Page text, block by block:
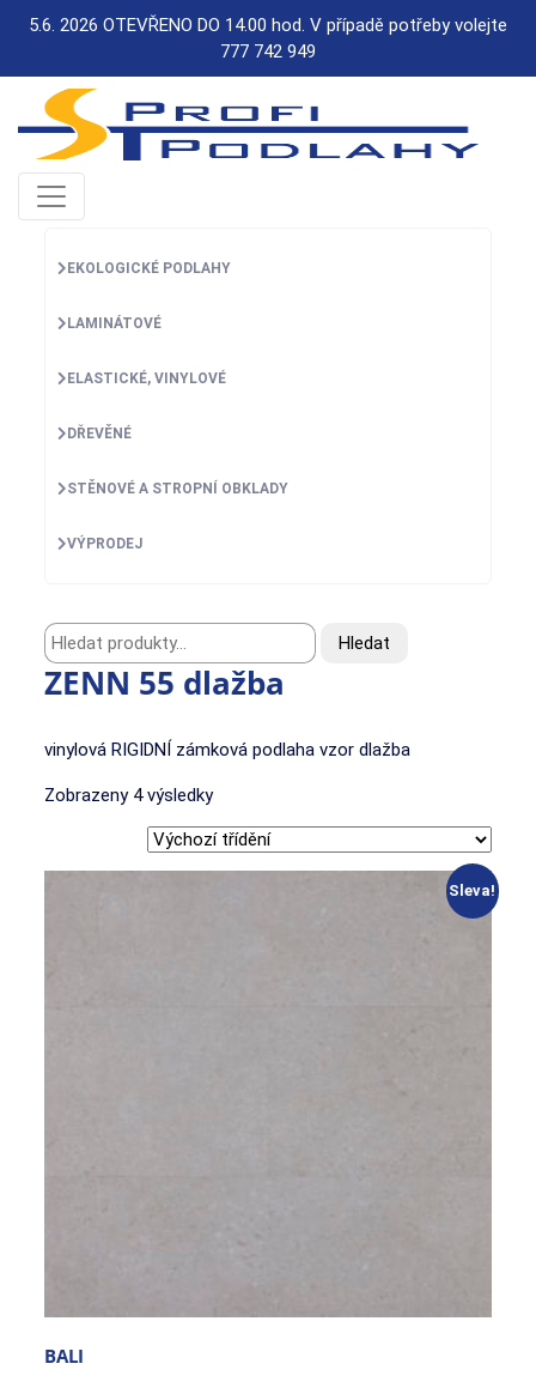
5.6. 2026 OTEVŘENO DO 14.00 hod. V případě potřeby volejte
777 742 949
EKOLOGICKÉ PODLAHY
LAMINÁTOVÉ
ELASTICKÉ, VINYLOVÉ
DŘEVĚNÉ
STĚNOVÉ A STROPNÍ OBKLADY
VÝPRODEJ
Hledat: Hledat
ZENN 55 dlažba
vinylová RIGIDNÍ zámková podlaha vzor dlažba
Zobrazeny 4 výsledky
Sleva!
BALI